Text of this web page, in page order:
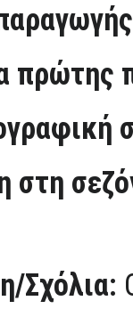
πρώτης
στη
Σχόλια: